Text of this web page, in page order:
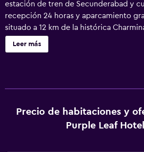
estación de tren de Secunderabad y
recepción 24 horas y aparcamiento
situado a 12 km de la histórica
Golkonda está a 20 km. El aeropuerto
Gandhi está a 33 km. El hotel ofrece
reuniones. Las habitaciones tienen
zona de estar, caja fuerte, hervidor
Leer más
Precio de habitaciones y
Purple Leaf